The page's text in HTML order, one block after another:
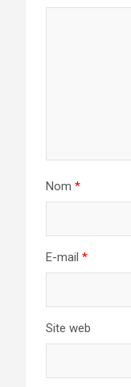
Nom *
E-mail *
Site web